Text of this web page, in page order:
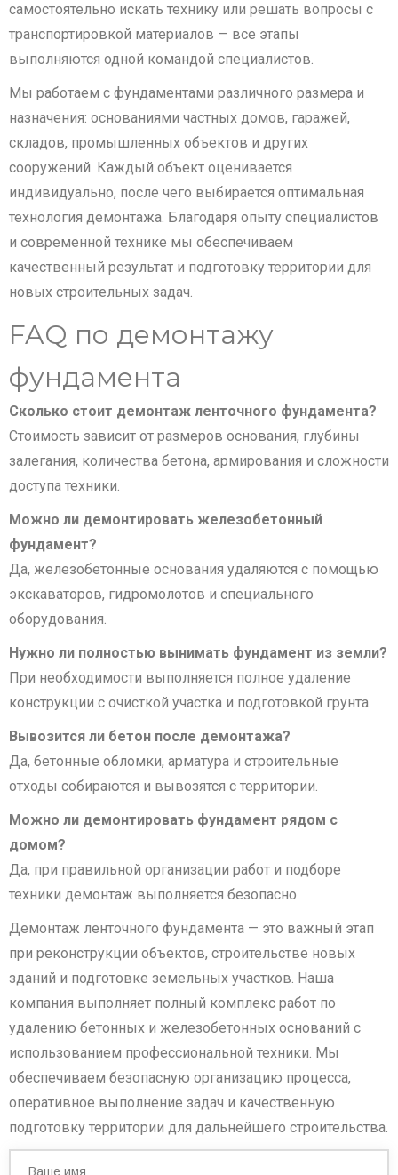
самостоятельно искать технику или решать вопросы с
транспортировкой материалов — все этапы
выполняются одной командой специалистов.
Мы работаем с фундаментами различного размера и
назначения: основаниями частных домов, гаражей,
складов, промышленных объектов и других
сооружений. Каждый объект оценивается
индивидуально, после чего выбирается оптимальная
технология демонтажа. Благодаря опыту специалистов
и современной технике мы обеспечиваем
качественный результат и подготовку территории для
новых строительных задач.
FAQ по демонтажу
фундамента
Сколько стоит демонтаж ленточного фундамента?
Стоимость зависит от размеров основания, глубины
залегания, количества бетона, армирования и сложности
доступа техники.
Можно ли демонтировать железобетонный
фундамент?
Да, железобетонные основания удаляются с помощью
экскаваторов, гидромолотов и специального
оборудования.
Нужно ли полностью вынимать фундамент из земли?
При необходимости выполняется полное удаление
конструкции с очисткой участка и подготовкой грунта.
Вывозится ли бетон после демонтажа?
Да, бетонные обломки, арматура и строительные
отходы собираются и вывозятся с территории.
Можно ли демонтировать фундамент рядом с
домом?
Да, при правильной организации работ и подборе
техники демонтаж выполняется безопасно.
Демонтаж ленточного фундамента — это важный этап
при реконструкции объектов, строительстве новых
зданий и подготовке земельных участков. Наша
компания выполняет полный комплекс работ по
удалению бетонных и железобетонных оснований с
использованием профессиональной техники. Мы
обеспечиваем безопасную организацию процесса,
оперативное выполнение задач и качественную
подготовку территории для дальнейшего строительства.